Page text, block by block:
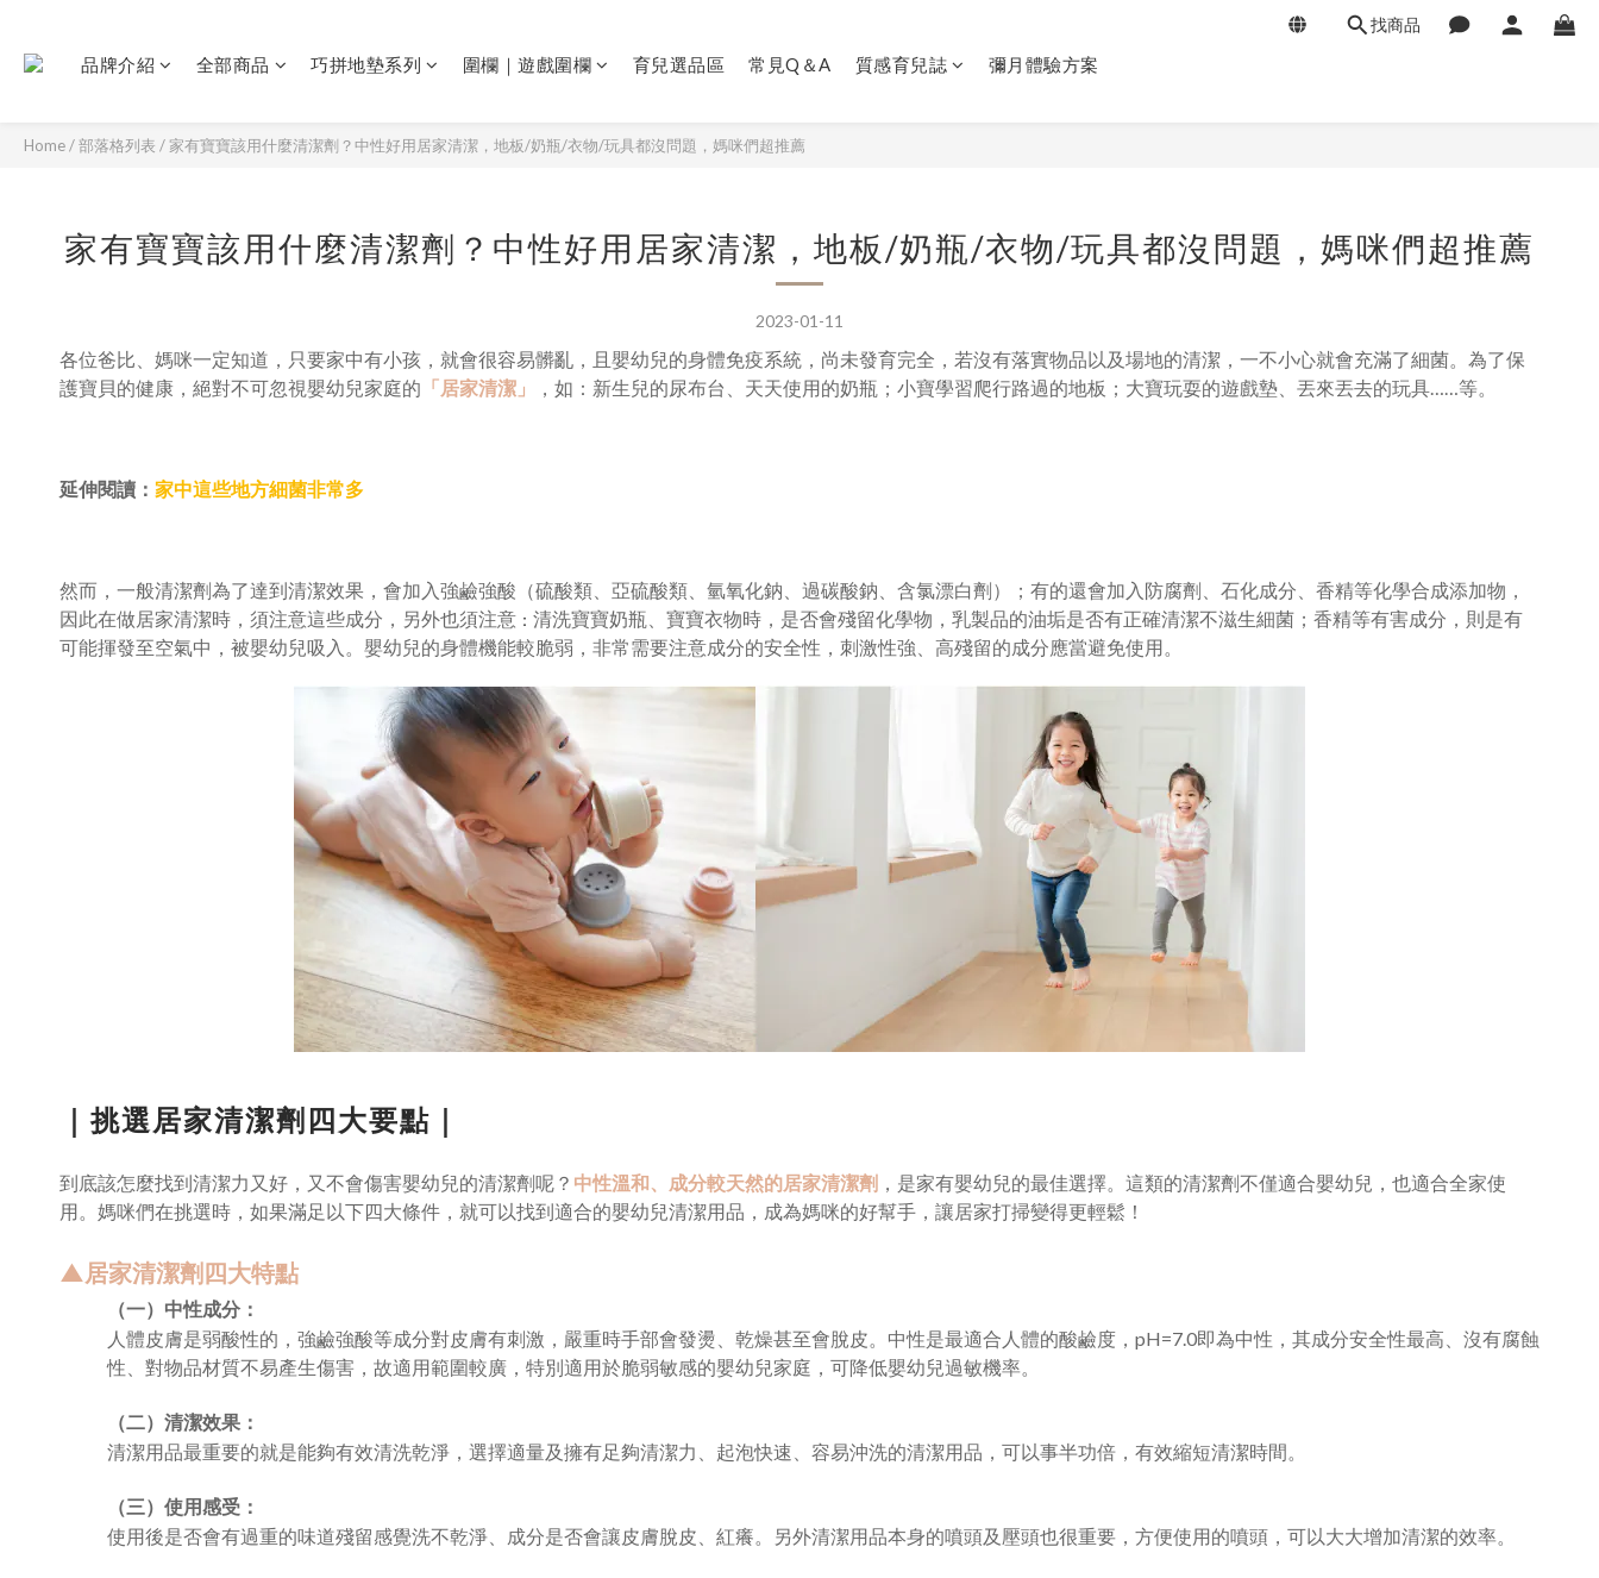
找商品
品牌介紹 全部商品 巧拼地墊系列 圍欄｜遊戲圍欄 育兒選品區 常見Q＆A 質感育兒誌 彌月體驗方案
Home/部落格列表 /家有寶寶該用什麼清潔劑？中性好用居家清潔，地板/奶瓶/衣物/玩具都沒問題，媽咪們超推薦
家有寶寶該用什麼清潔劑？中性好用居家清潔，地板/奶瓶/衣物/玩具都沒問題，媽咪們超推薦
2023-01-11
各位爸比、媽咪一定知道，只要家中有小孩，就會很容易髒亂，且嬰幼兒的身體免疫系統，尚未發育完全，若沒有落實物品以及場地的清潔，一不小心就會充滿了細菌。為了保
護寶貝的健康，絕對不可忽視嬰幼兒家庭的 「居家清潔」 ，如：新生兒的尿布台、天天使用的奶瓶；小寶學習爬行路過的地板；大寶玩耍的遊戲墊、丟來丟去的玩具……等。
延伸閱讀： 家中這些地方細菌非常多
然而，一般清潔劑為了達到清潔效果，會加入強鹼強酸（硫酸類、亞硫酸類、氫氧化鈉、過碳酸鈉、含氯漂白劑）；有的還會加入防腐劑、石化成分、香精等化學合成添加物，
因此在做居家清潔時，須注意這些成分，另外也須注意 ： 清洗寶寶奶瓶、寶寶衣物時，是否會殘留化學物，乳製品的油垢是否有正確清潔不滋生細菌；香精等有害成分，則是有
可能揮發至空氣中，被嬰幼兒吸入。嬰幼兒的身體機能較脆弱，非常需要注意成分的安全性，刺激性強、高殘留的成分應當避免使用。
｜挑選居家清潔劑四大要點｜
到底該怎麼找到清潔力又好，又不會傷害嬰幼兒的清潔劑呢？ 中性溫和、成分較天然的居家清潔劑 ，是家有嬰幼兒的最佳選擇。這類的清潔劑不僅適合嬰幼兒，也適合全家使
用。媽咪們在挑選時，如果滿足以下四大條件，就可以找到適合的嬰幼兒清潔用品，成為媽咪的好幫手，讓居家打掃變得更輕鬆！
▲居家清潔劑四大特點
（一）中性成分：
人體皮膚是弱酸性的，強鹼強酸等成分對皮膚有刺激，嚴重時手部會發燙、乾燥甚至會脫皮。中性是最適合人體的酸鹼度，pH=7.0即為中性，其成分安全性最高、沒有腐蝕
性、對物品材質不易產生傷害，故適用範圍較廣，特別適用於脆弱敏感的嬰幼兒家庭，可降低嬰幼兒過敏機率。
（二）清潔效果：
清潔用品最重要的就是能夠有效清洗乾淨，選擇適量及擁有足夠清潔力、起泡快速、容易沖洗的清潔用品，可以事半功倍，有效縮短清潔時間。
（三）使用感受：
使用後是否會有過重的味道殘留感覺洗不乾淨、成分是否會讓皮膚脫皮、紅癢。另外清潔用品本身的噴頭及壓頭也很重要，方便使用的噴頭，可以大大增加清潔的效率。